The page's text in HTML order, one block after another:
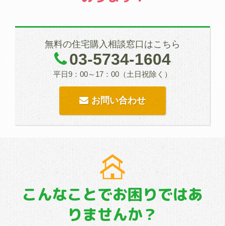
無料の住宅購入相談窓口はこちら
03-5734-1604
平日9：00～17：00（土日祝除く）
お問い合わせ
こんなことでお困りではあ
りませんか？